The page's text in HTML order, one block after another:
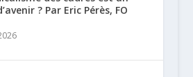
? Par Eric Pérès, FO